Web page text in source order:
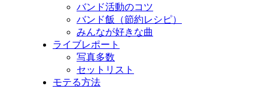
バンド活動のコツ
バンド飯（節約レシピ）
みんなが好きな曲
ライブレポート
写真多数
セットリスト
モテる方法